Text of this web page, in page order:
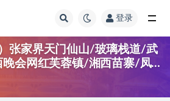
登录
张家界天门仙山/玻璃栈道/武
晚会网红芙蓉镇/湘西苗寨/凤